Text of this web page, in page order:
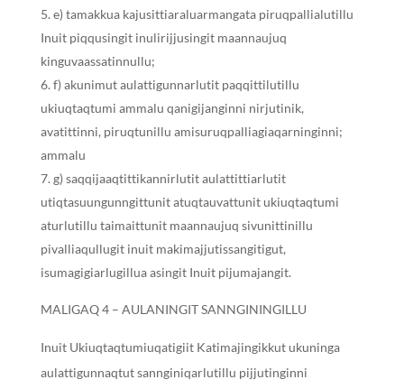
e) tamakkua kajusittiaraluarmangata piruqpallialutillu
Inuit piqqusingit inulirijjusingit maannaujuq
kinguvaassatinnullu;
f) akunimut aulattigunnarlutit paqqittilutillu
ukiuqtaqtumi ammalu qanigijanginni nirjutinik,
avatittinni, piruqtunillu amisuruqpalliagiaqarninginni;
ammalu
g) saqqijaaqtittikannirlutit aulattittiarlutit
utiqtasuungunngittunit atuqtauvattunit ukiuqtaqtumi
aturlutillu taimaittunit maannaujuq sivunittinillu
pivalliaqullugit inuit makimajjutissangitigut,
isumagigiarlugillua asingit Inuit pijumajangit.
MALIGAQ 4 – AULANINGIT SANNGININGILLU
Inuit Ukiuqtaqtumiuqatigiit Katimajingikkut ukuninga
aulattigunnaqtut sannginiqarlutillu pijjutinginni